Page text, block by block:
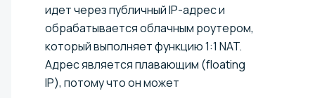
идет через публичный IP-адрес и
обрабатывается облачным роутером,
который выполняет функцию 1:1 NAT.
Адрес является плавающим (floating
IP), потому что он может